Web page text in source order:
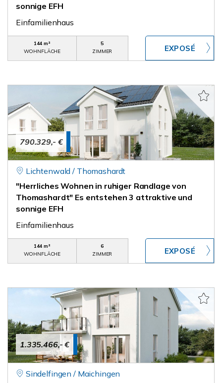
sonnige EFH
Einfamilienhaus
144 m²
WOHNFLÄCHE
5
ZIMMER
790.329,- €
Lichtenwald / Thomashardt
"Herrliches Wohnen in ruhiger Randlage von
Thomashardt" Es entstehen 3 attraktive und
sonnige EFH
Einfamilienhaus
144 m²
WOHNFLÄCHE
6
ZIMMER
1.335.466,- €
Sindelfingen / Maichingen